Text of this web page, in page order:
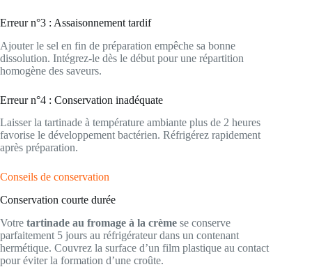
Erreur n°3 : Assaisonnement tardif
Ajouter le sel en fin de préparation empêche sa bonne
dissolution. Intégrez-le dès le début pour une répartition
homogène des saveurs.
Erreur n°4 : Conservation inadéquate
Laisser la tartinade à température ambiante plus de 2 heures
favorise le développement bactérien. Réfrigérez rapidement
après préparation.
Conseils de conservation
Conservation courte durée
Votre tartinade au fromage à la crème se conserve
parfaitement 5 jours au réfrigérateur dans un contenant
hermétique. Couvrez la surface d’un film plastique au contact
pour éviter la formation d’une croûte.